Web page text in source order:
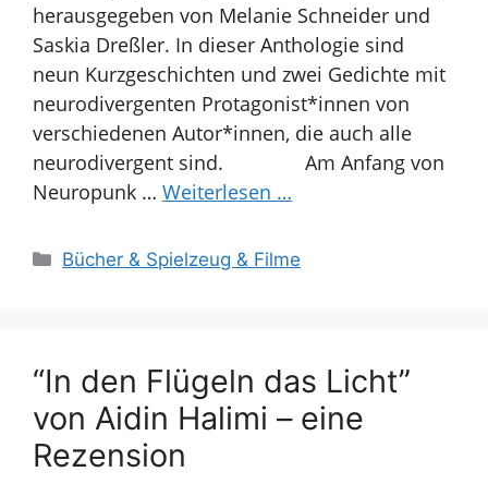
herausgegeben von Melanie Schneider und
Saskia Dreßler. In dieser Anthologie sind
neun Kurzgeschichten und zwei Gedichte mit
neurodivergenten Protagonist*innen von
verschiedenen Autor*innen, die auch alle
neurodivergent sind. Am Anfang von
Neuropunk … Weiterlesen …
Kategorien
Bücher & Spielzeug & Filme
“In den Flügeln das Licht”
von Aidin Halimi – eine
Rezension